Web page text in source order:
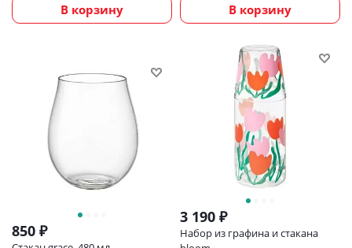
В корзину В корзину
850 ₽
3 190 ₽
Набор из графина и стакана